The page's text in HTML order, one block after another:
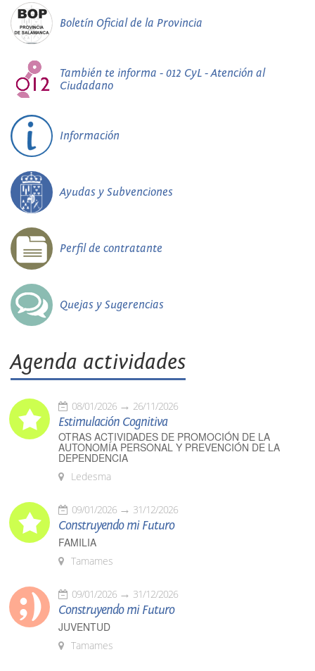
Boletín Oficial de la Provincia
También te informa - 012 CyL - Atención al
Ciudadano
Información
Ayudas y Subvenciones
Perfil de contratante
Quejas y Sugerencias
Agenda actividades
08/01/2026 26/11/2026
Estimulación Cognitiva
OTRAS ACTIVIDADES DE PROMOCIÓN DE LA
AUTONOMÍA PERSONAL Y PREVENCIÓN DE LA
DEPENDENCIA
Ledesma
09/01/2026 31/12/2026
Construyendo mi Futuro
FAMILIA
Tamames
09/01/2026 31/12/2026
Construyendo mi Futuro
JUVENTUD
Tamames